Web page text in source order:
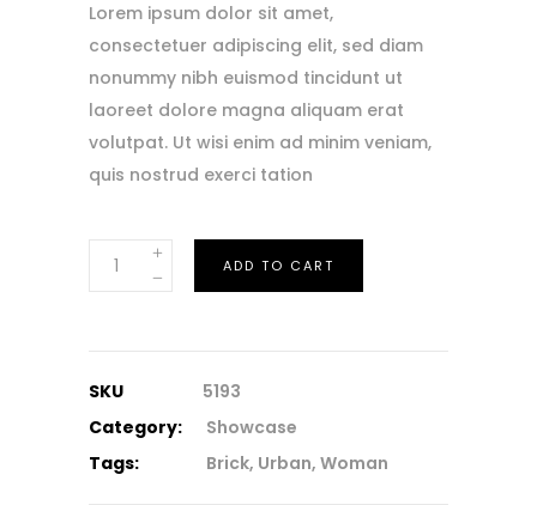
Lorem ipsum dolor sit amet,
consectetuer adipiscing elit, sed diam
nonummy nibh euismod tincidunt ut
laoreet dolore magna aliquam erat
volutpat. Ut wisi enim ad minim veniam,
quis nostrud exerci tation
Downloadable
Product
ADD TO CART
SKU
5193
Category:
Showcase
Tags:
Brick, Urban, Woman